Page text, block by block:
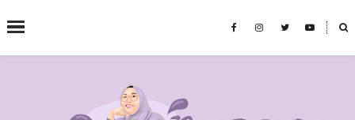
˟
SEARCH THIS BLOG